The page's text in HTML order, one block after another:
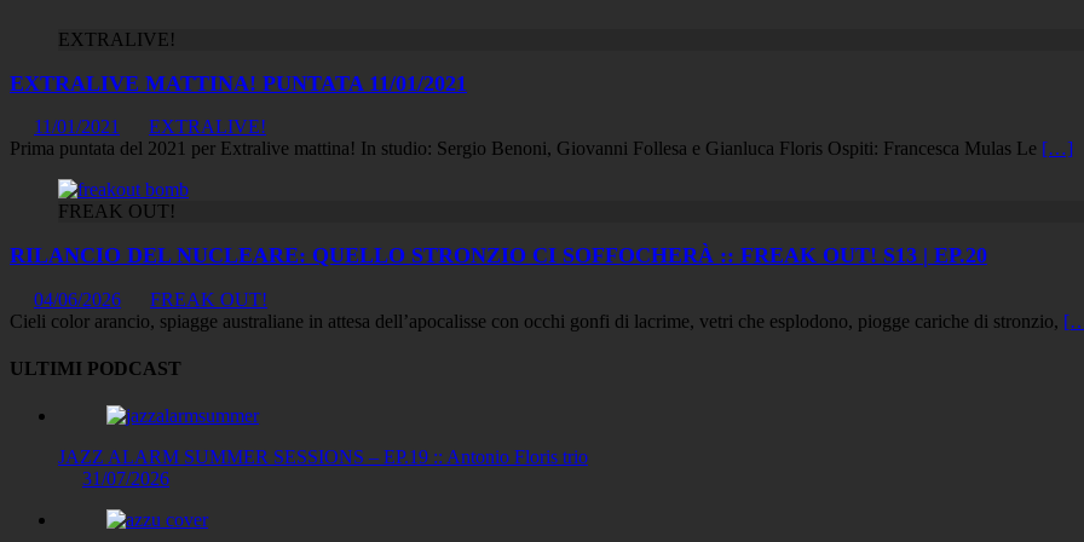
EXTRALIVE!
EXTRALIVE MATTINA! PUNTATA 11/01/2021
11/01/2021
EXTRALIVE!
Prima puntata del 2021 per Extralive mattina! In studio: Sergio Benoni, Giovanni Follesa e Gianluca Floris Ospiti: Francesca Mulas Le […]
FREAK OUT!
RILANCIO DEL NUCLEARE: QUELLO STRONZIO CI SOFFOCHERÀ :: FREAK OUT! S13 | EP.20
04/06/2026
FREAK OUT!
Cieli color arancio, spiagge australiane in attesa dell’apocalisse con occhi gonfi di lacrime, vetri che esplodono, piogge cariche di stronzio,
ULTIMI PODCAST
JAZZ ALARM SUMMER SESSIONS – EP.19 :: Antonio Floris trio
31/07/2026